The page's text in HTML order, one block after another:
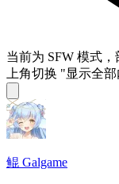
当前为 SFW 模式
上角切换 "显示全
鲲 Galgame